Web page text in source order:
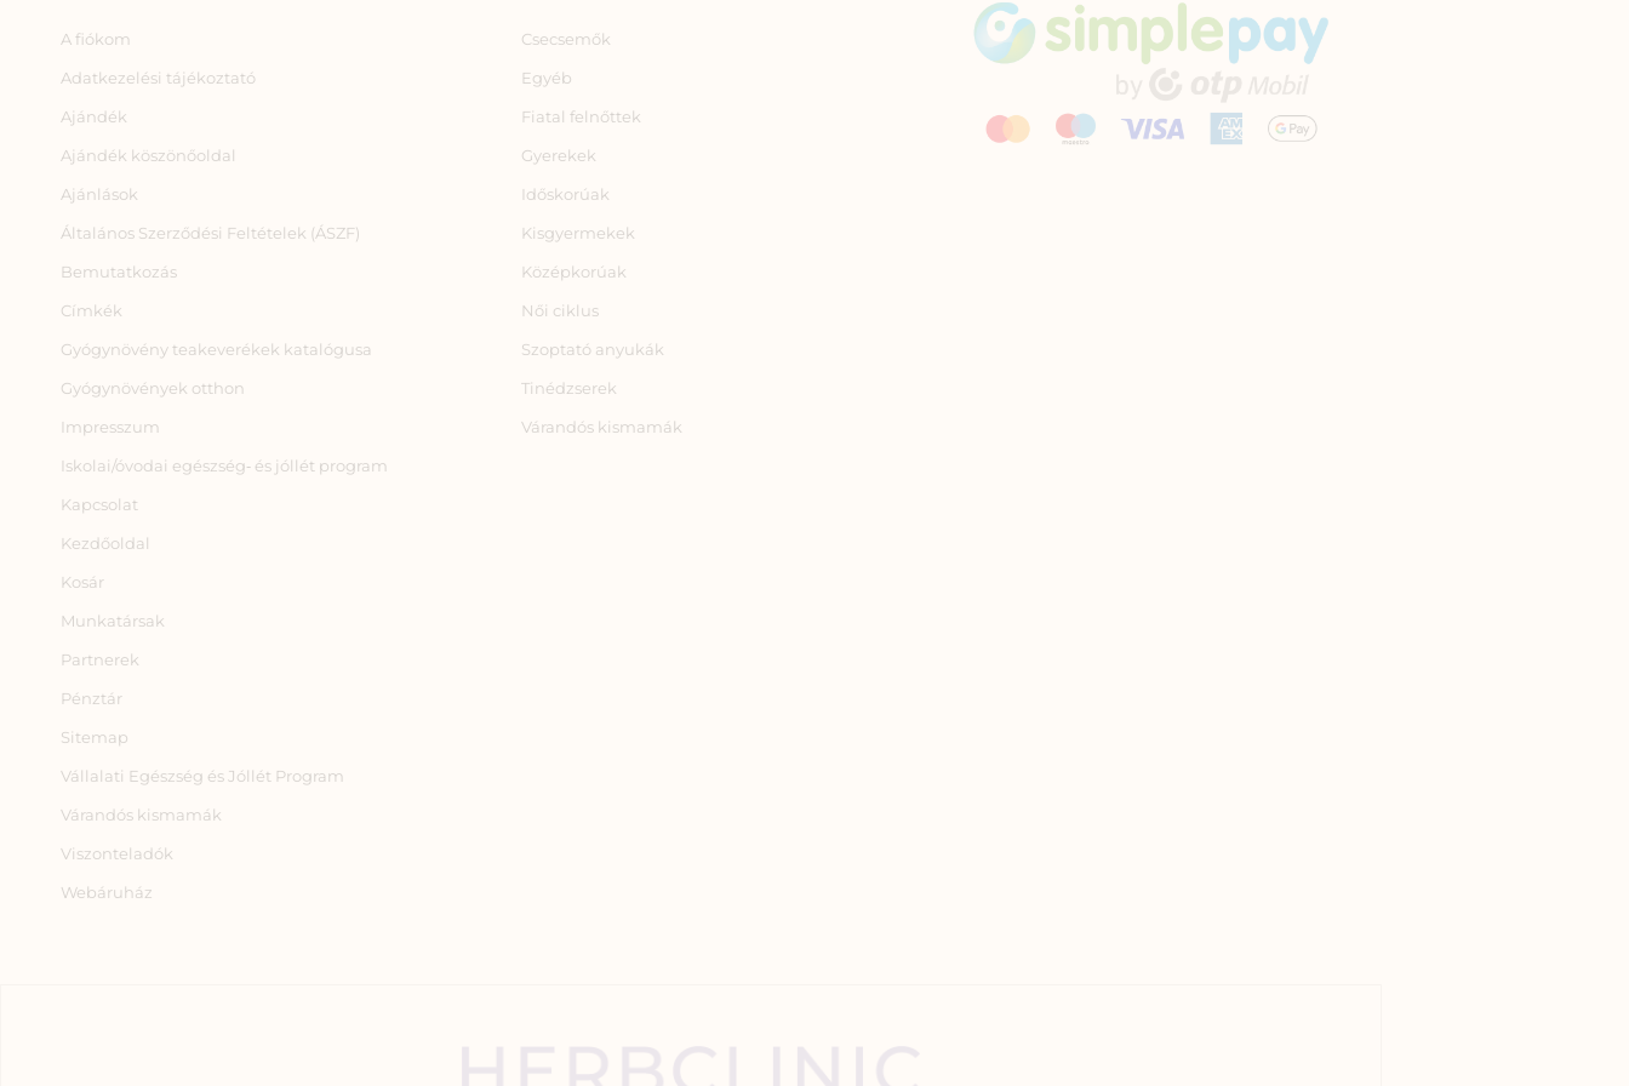
A fiókom
Adatkezelési tájékoztató
Ajándék
Ajándék köszönőoldal
Ajánlások
Általános Szerződési Feltételek (ÁSZF)
Bemutatkozás
Címkék
Gyógynövény teakeverékek katalógusa
Gyógynövények otthon
Impresszum
Iskolai/óvodai egészség‑ és jóllét program
Kapcsolat
Kezdőoldal
Kosár
Munkatársak
Partnerek
Pénztár
Sitemap
Vállalati Egészség és Jóllét Program
Várandós kismamák
Viszonteladók
Webáruház
Csecsemők
Egyéb
Fiatal felnőttek
Gyerekek
Időskorúak
Kisgyermekek
Középkorúak
Női ciklus
Szoptató anyukák
Tinédzserek
Várandós kismamák